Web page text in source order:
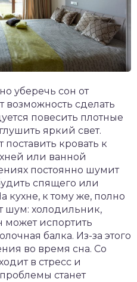
уберечь сон от
возможность сделать
повесить плотные
яркий свет.
кровать к
или ванной
постоянно шумит
спящего или
кухне, к тому же, полно
шум: холодильник,
может испортить
балка. Из-за этого
во время сна. Со
в стресс и
станет